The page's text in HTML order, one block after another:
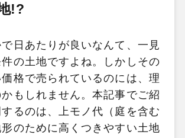
!?
日あたりが良いなんて、一見
件の土地ですよね。しかしその
格で売られているのには、理
もしれません。本記事でご紹
るのは、上モノ代（庭を含む
のために高くつきやすい土地